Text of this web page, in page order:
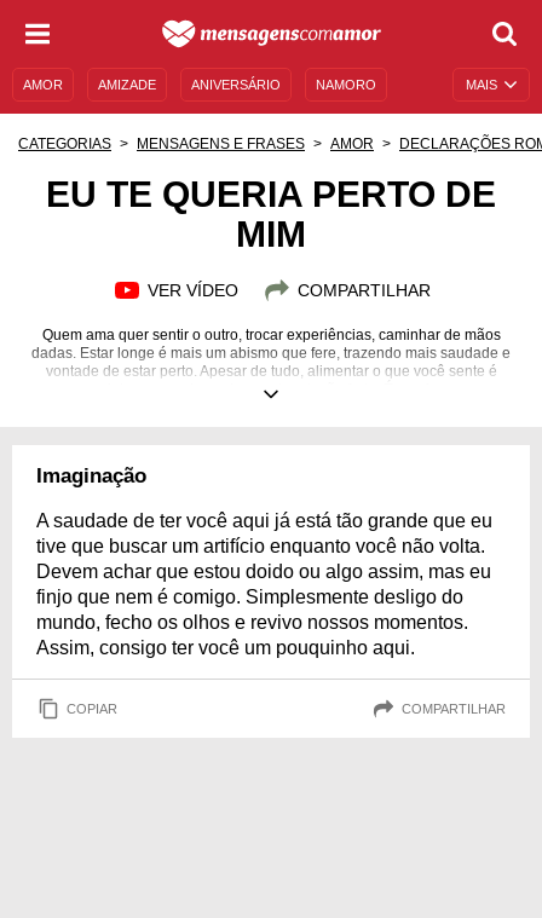
MAIS
AMOR AMIZADE ANIVERSÁRIO NAMORO
MENSAGENS DE ANIVERSÁRIO
CATEGORIAS MENSAGENS E FRASES AMOR DECLARAÇÕES
EU TE QUERIA PERTO DE
MIM
VER VÍDEO COMPARTILHAR
Quem ama quer sentir o outro, trocar experiências, caminhar de mãos
dadas. Estar longe é mais um abismo que fere, trazendo mais saudade e
vontade de estar perto. Apesar de tudo, alimentar o que você sente é
essencial para manter as bases da relação forte. É preciso amar
Imaginação
A saudade de ter você aqui já está tão grande que eu
tive que buscar um artifício enquanto você não volta.
Devem achar que estou doido ou algo assim, mas eu
finjo que nem é comigo. Simplesmente desligo do
mundo, fecho os olhos e revivo nossos momentos.
Assim, consigo ter você um pouquinho aqui.
COPIAR COMPARTILHAR